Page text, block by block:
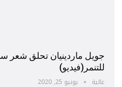
جويل ماردينيان تحلق شعر
للتنمر(فيديو)
عالية يونيو 25, 2020